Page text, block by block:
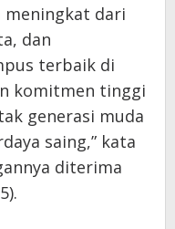
meningkat dari
dan
terbaik di
komitmen tinggi
generasi muda
saing,” kata
diterima